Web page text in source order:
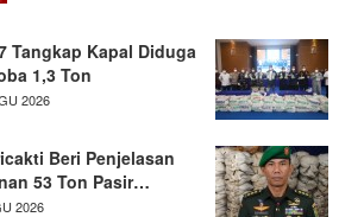
Tangkap Kapal Diduga
1,3 Ton
2026
Beri Penjelasan
53 Ton Pasir…
2026